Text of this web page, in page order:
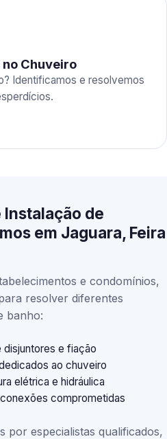
Chuveiro
Identificamos e resolvemos
Instalação de
em Jaguara, Feira
e condomínios,
resolver diferentes
banho:
disjuntores e fiação
ao chuveiro
elétrica e hidráulica
comprometidas
por especialistas qualificados,